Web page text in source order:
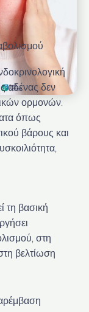
αδένας δεν
ορμονών.
όπως
βάρους και
τη βασική
στη
βελτίωση